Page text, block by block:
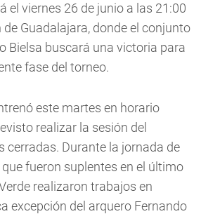
el viernes 26 de junio a las 21:00
de Guadalajara, donde el conjunto
Bielsa buscará una victoria para
fase del torneo.
este martes en horario
realizar la sesión del
cerradas. Durante la jornada de
fueron suplentes en el último
realizaron trabajos en
excepción del arquero Fernando